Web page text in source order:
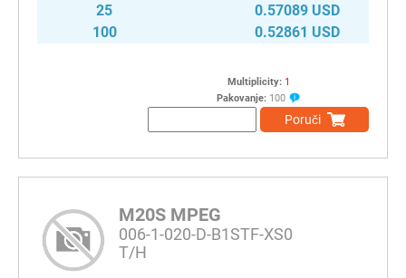
25
0.57089 USD
100
0.52861 USD
Multiplicity: 1
Pakovanje: 100
Poruči
M20S MPEG
006-1-020-D-B1STF-XS0
T/H